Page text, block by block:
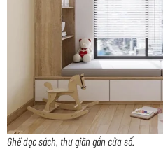
Ghế đọc sách, thư giãn gần cửa sổ.